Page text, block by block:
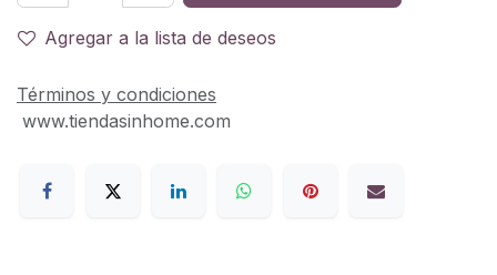
Agregar a la lista de deseos
Términos y condiciones
www.tiendasinhome.com